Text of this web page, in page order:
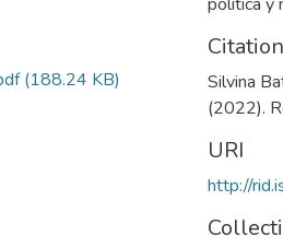
(188.24 KB)
Citation
Silvina
(2022).
URI
http://